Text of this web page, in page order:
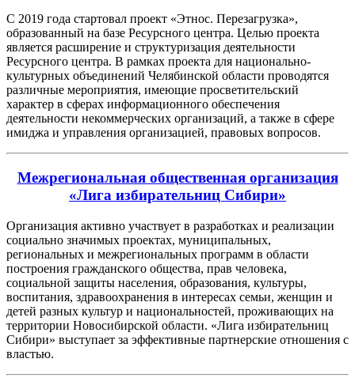
С 2019 года стартовал проект «Этнос. Перезагрузка»,
образованный на базе Ресурсного центра. Целью проекта
является расширение и структуризация деятельности
Ресурсного центра. В рамках проекта для национально-
культурных объединений Челябинской области проводятся
различные мероприятия, имеющие просветительский
характер в сферах информационного обеспечения
деятельности некоммерческих организаций, а также в сфере
имиджа и управления организацией, правовых вопросов.
Межрегиональная общественная организация
«Лига избирательниц Сибири»
Организация активно участвует в разработках и реализации
социально значимых проектах, муниципальных,
региональных и межрегиональных программ в области
построения гражданского общества, прав человека,
социальной защиты населения, образования, культуры,
воспитания, здравоохранения в интересах семьи, женщин и
детей разных культур и национальностей, проживающих на
территории Новосибирской области. «Лига избирательниц
Сибири» выступает за эффективные партнерские отношения с
властью.